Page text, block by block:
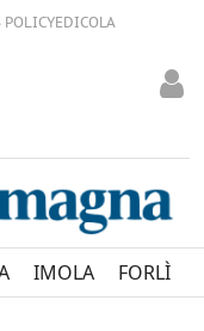
POLICYEDICOLA
IMOLA FORLÌ